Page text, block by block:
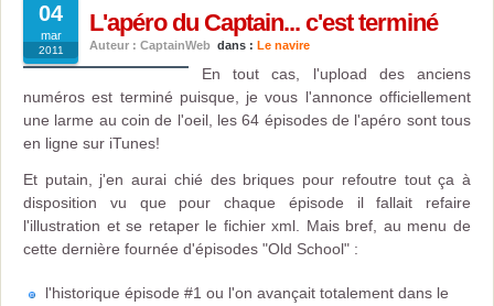
04
mar
2011
L'apéro du Captain... c'est terminé
Auteur : CaptainWeb dans : Le navire
En tout cas, l'upload des anciens
numéros est terminé puisque, je vous l'annonce officiellement
une larme au coin de l'oeil, les 64 épisodes de l'apéro sont tous
en ligne sur iTunes!
Et putain, j'en aurai chié des briques pour refoutre tout ça à
disposition vu que pour chaque épisode il fallait refaire
l'illustration et se retaper le fichier xml. Mais bref, au menu de
cette dernière fournée d'épisodes "Old School" :
l'historique épisode #1 ou l'on avançait totalement dans le